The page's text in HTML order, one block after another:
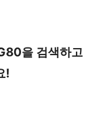
을 검색하고
!